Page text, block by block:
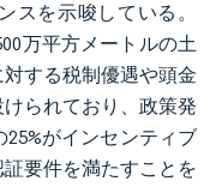
スを示唆している。
万平方メートルの土
する税制優遇や頭金
られており、政策発
がインセンティブ
要件を満たすことを